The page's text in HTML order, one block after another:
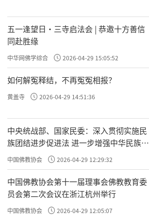
五一逢望日・三寺启法会 | 恭邀十方善信
同赴胜缘
中华网佛学综合 2026-04-29 15:05:52
如何解冤释结，不再冤冤相报？
黄盖寺 2026-04-29 14:51:36
中央统战部、国家民委：深入贯彻实施民
族团结进步促进法 进一步增强中华民族凝
聚力向心力
中国佛教协会 2026-04-29 12:29:32
中国佛教协会第十一届理事会佛教教育委
员会第二次会议在浙江杭州举行
中国佛教协会 2026-04-29 12:05:07